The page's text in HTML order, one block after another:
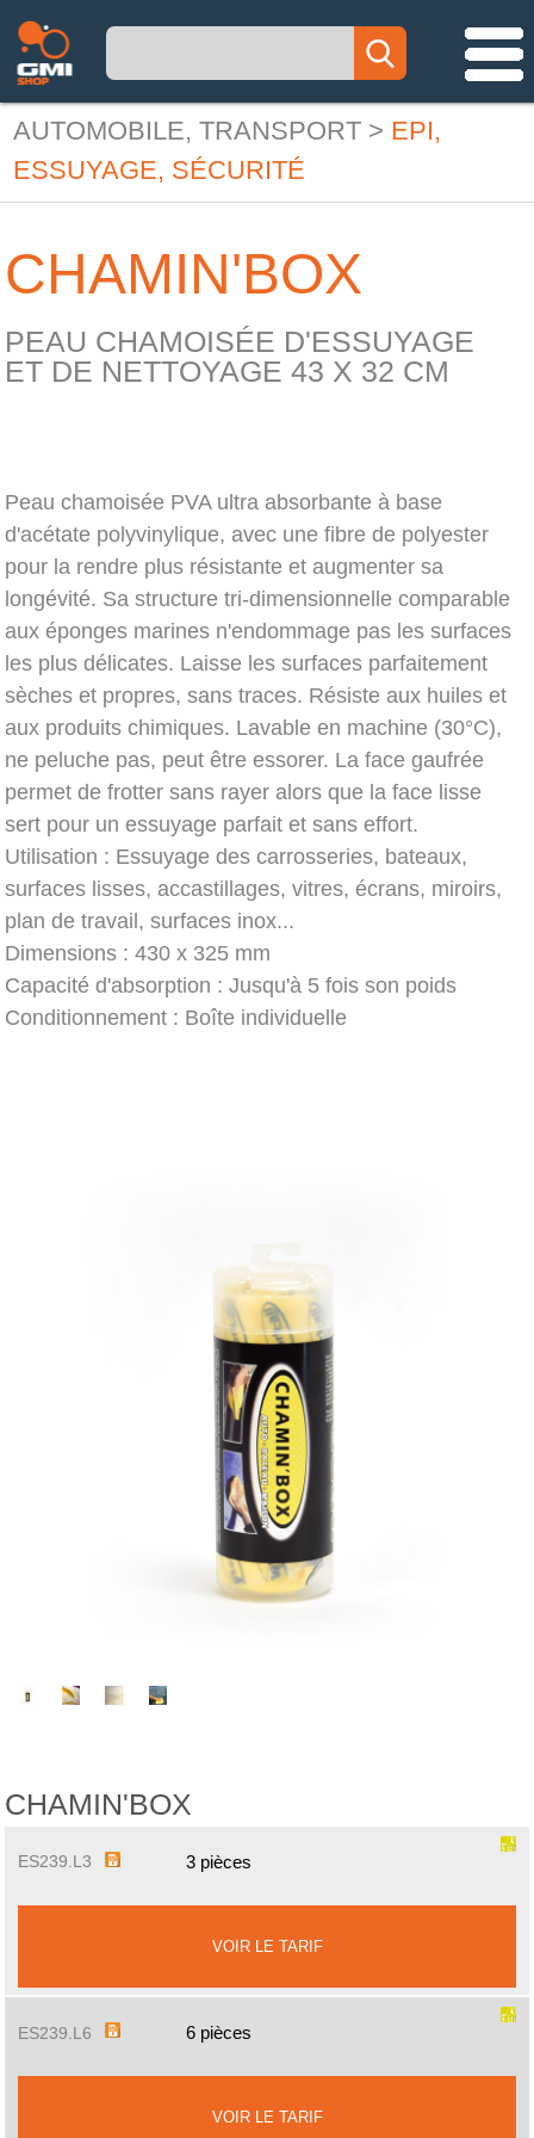
AUTOMOBILE, TRANSPORT > EPI,
ESSUYAGE, SÉCURITÉ
CHAMIN'BOX
PEAU CHAMOISÉE D'ESSUYAGE
ET DE NETTOYAGE 43 X 32 CM
Peau chamoisée PVA ultra absorbante à base
d'acétate polyvinylique, avec une fibre de polyester
pour la rendre plus résistante et augmenter sa
longévité. Sa structure tri-dimensionnelle comparable
aux éponges marines n'endommage pas les surfaces
les plus délicates. Laisse les surfaces parfaitement
sèches et propres, sans traces. Résiste aux huiles et
aux produits chimiques. Lavable en machine (30°C),
ne peluche pas, peut être essorer. La face gaufrée
permet de frotter sans rayer alors que la face lisse
sert pour un essuyage parfait et sans effort.
Utilisation : Essuyage des carrosseries, bateaux,
surfaces lisses, accastillages, vitres, écrans, miroirs,
plan de travail, surfaces inox...
Dimensions : 430 x 325 mm
Capacité d'absorption : Jusqu'à 5 fois son poids
Conditionnement : Boîte individuelle
CHAMIN'BOX
ES239.L3 3 pièces
VOIR LE TARIF
ES239.L6 6 pièces
VOIR LE TARIF